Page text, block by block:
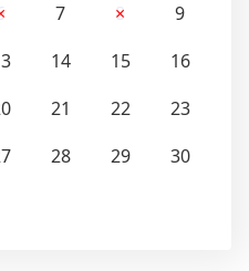
7 8
9
14 15
16
21 22
23
28 29
30